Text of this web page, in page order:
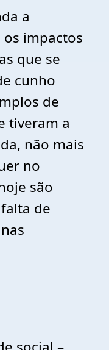
a
impactos
que se
cunho
de
tiveram a
não mais
no
são
de